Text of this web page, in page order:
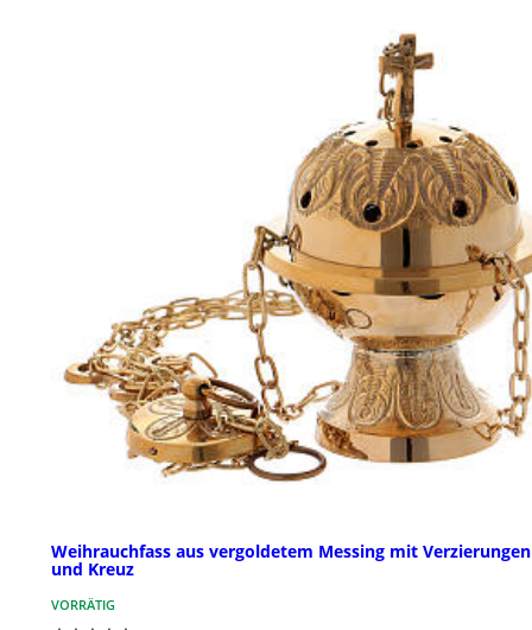
Weihrauchfass aus vergoldetem Messing mit Verzierungen
und Kreuz
VORRÄTIG